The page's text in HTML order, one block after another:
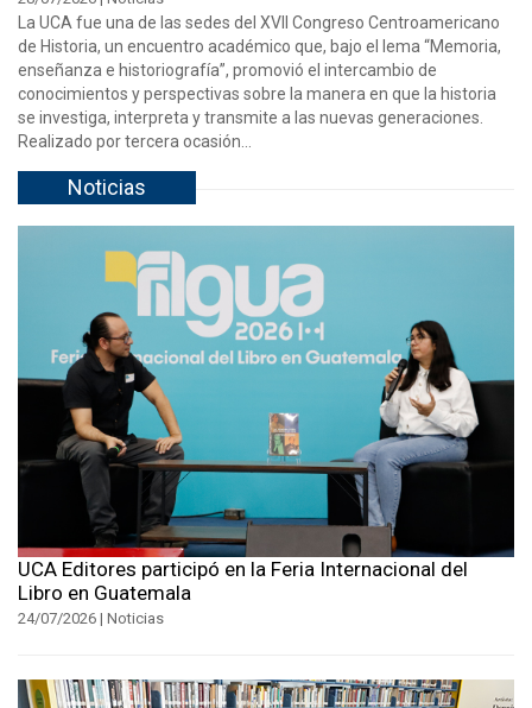
La UCA fue una de las sedes del XVII Congreso Centroamericano
de Historia, un encuentro académico que, bajo el lema “Memoria,
enseñanza e historiografía”, promovió el intercambio de
conocimientos y perspectivas sobre la manera en que la historia
se investiga, interpreta y transmite a las nuevas generaciones.
Realizado por tercera ocasión...
Noticias
UCA Editores participó en la Feria Internacional del
Libro en Guatemala
24/07/2026 | Noticias